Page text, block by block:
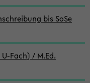
bis SoSe
Fach) / M.Ed.